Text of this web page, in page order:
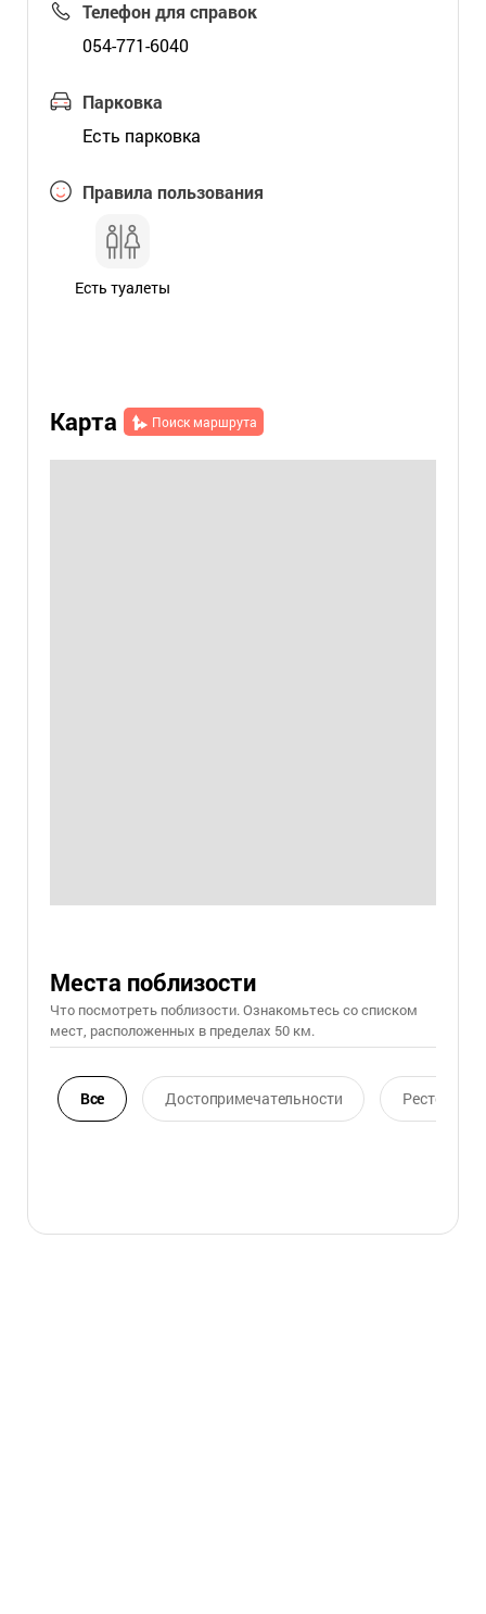
Телефон для справок
054-771-6040
Парковка
Есть парковка
Правила пользования
Есть туалеты
Карта Поиск маршрута
Места поблизости
Что посмотреть поблизости. Ознакомьтесь со списком
мест, расположенных в пределах 50 км.
Все Достопримечательности Ресторан